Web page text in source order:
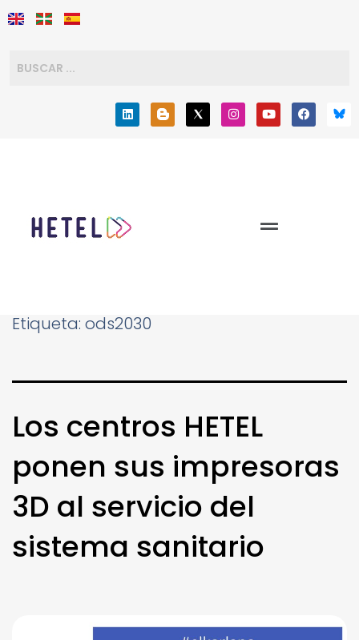
Etiqueta: ods2030
Los centros HETEL
ponen sus impresoras
3D al servicio del
sistema sanitario